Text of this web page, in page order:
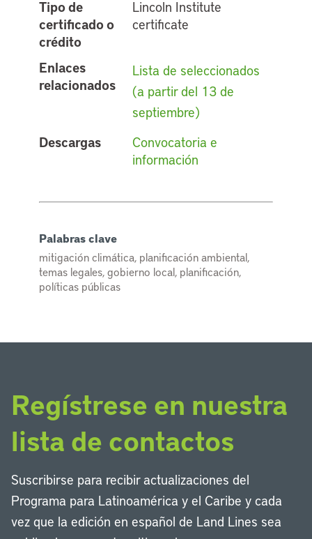
Tipo de
certificado o
crédito
Lincoln Institute
certificate
Enlaces
relacionados
Lista de seleccionados
(a partir del 13 de
septiembre)
Descargas
Convocatoria e
información
Palabras clave
mitigación climática, planificación ambiental,
temas legales, gobierno local, planificación,
políticas públicas
Regístrese en nuestra
lista de contactos
Suscribirse para recibir actualizaciones del
Programa para Latinoamérica y el Caribe y cada
vez que la edición en español de Land Lines sea